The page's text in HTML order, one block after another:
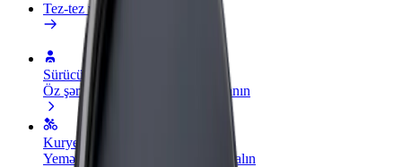
Tez-tez verilən suallar
Sürücü ol
Öz şərtlərinizə uyğun olaraq qazanın
Kuryer kimi qoşul
Yemək çatdırın və həftəlik ödəniş alın